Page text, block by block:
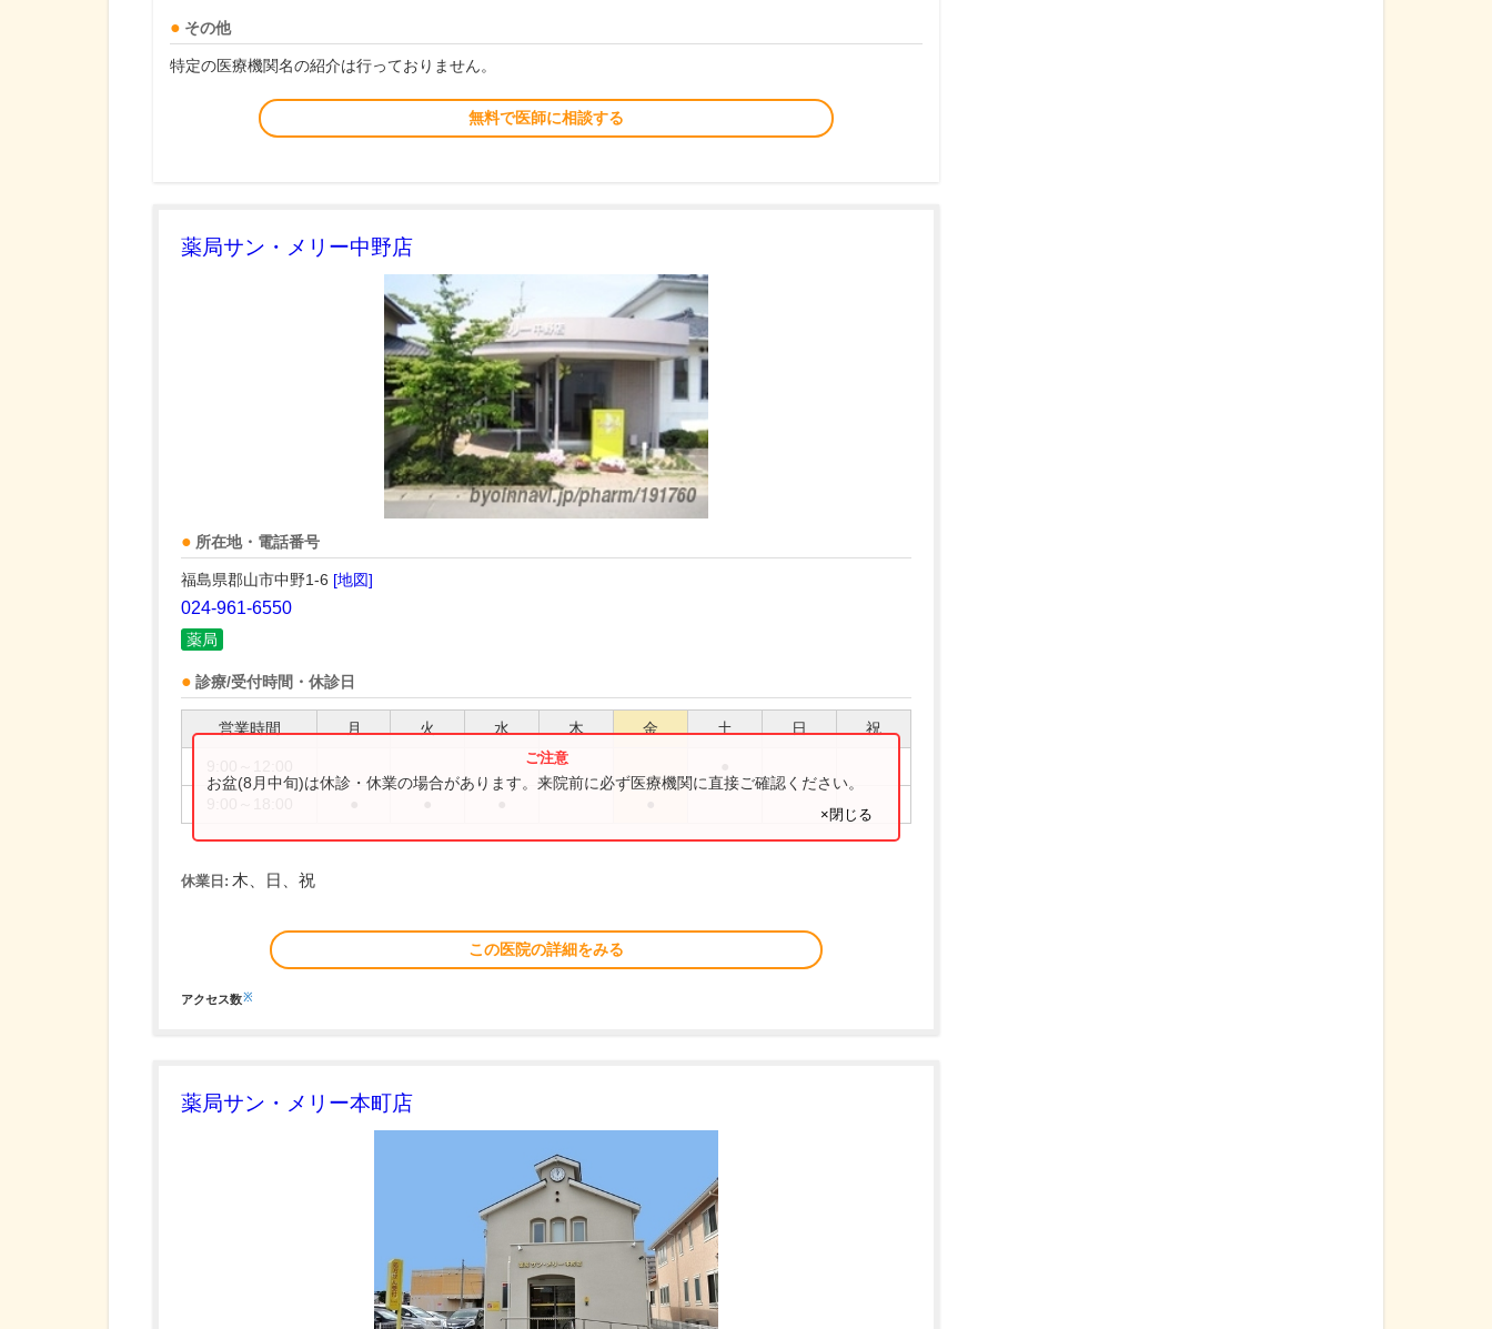
その他
特定の医療機関名の紹介は行っておりません。
無料で医師に相談する
薬局サン・メリー中野店
所在地・電話番号
福島県郡山市中野1-6 [地図]
024-961-6550
薬局
診療/受付時間・休診日
営業時間 月 火 水 木 金 土 日 祝
お盆(8月中旬)は休診・休業の場合があります。来院前に必ず医療機関に直接ご確認ください。
×閉じる
休業日: 木、日、祝
この医院の詳細をみる
アクセス数※
薬局サン・メリー本町店